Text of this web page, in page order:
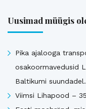
Uusimad müügis
Pika ajalooga
osakoormavedusid
Baltikumi suundadel.
Viimsi Lihapood –